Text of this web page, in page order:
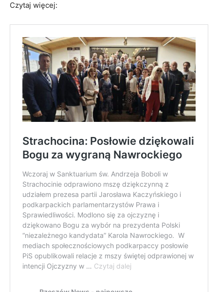
Czytaj więcej: